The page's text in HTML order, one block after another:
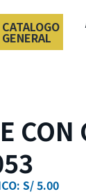
CATALOGO
GENERAL
CON
S/ 5.00